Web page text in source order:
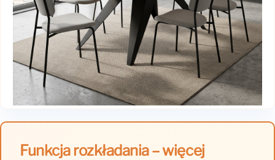
Funkcja rozkładania – więcej